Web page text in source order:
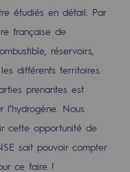
Innovation :
& Innovation :
Innovation :
participative
étudiés en détail. Par
française de
réservoirs,
différents territoires.
prenantes est
Nous
cette opportunité de
sait pouvoir compter
ce faire !